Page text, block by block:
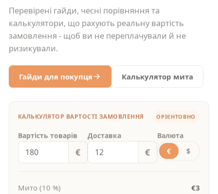
Перевірені гайди, чесні порівняння та
калькулятори, що рахують реальну вартість
замовлення - щоб ви не переплачували й не
Гайди для покупця Калькулятор мита
Вартість товарів
€
Доставка
€
Валюта
€
$
€3